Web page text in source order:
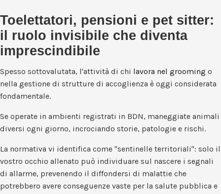
Toelettatori, pensioni e pet sitter:
il ruolo invisibile che diventa
imprescindibile
Spesso sottovalutata, l'attività di chi lavora nel grooming o
nella gestione di strutture di accoglienza è oggi considerata
fondamentale.
Se operate in ambienti registrati in BDN, maneggiate animali
diversi ogni giorno, incrociando storie, patologie e rischi.
La normativa vi identifica come "sentinelle territoriali": solo il
vostro occhio allenato può individuare sul nascere i segnali
di allarme, prevenendo il diffondersi di malattie che
potrebbero avere conseguenze vaste per la salute pubblica e